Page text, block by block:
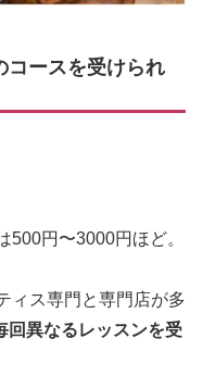
ースを受けられ
500円〜3000円ほど。
ィス専門と専門店が多
回異なるレッスンを受